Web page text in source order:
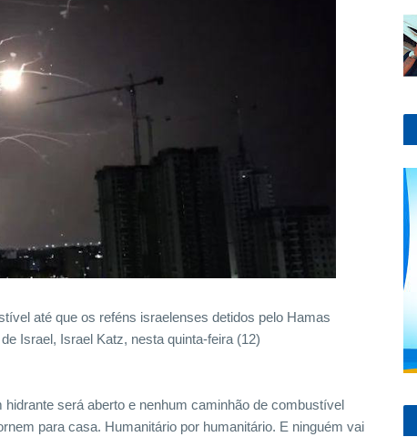
até que os reféns israelenses detidos pelo Hamas
Israel, Israel Katz, nesta quinta-feira (12)
será aberto e nenhum caminhão de combustível
para casa. Humanitário por humanitário. E ninguém vai